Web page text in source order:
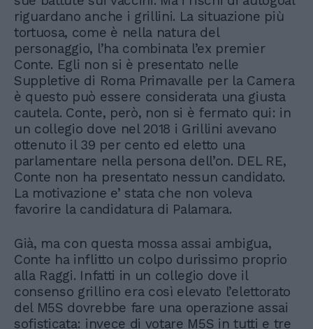
riguardano anche i grillini. La situazione più
tortuosa, come è nella natura del
personaggio, l’ha combinata l’ex premier
Conte. Egli non si è presentato nelle
Suppletive di Roma Primavalle per la Camera
è questo può essere considerata una giusta
cautela. Conte, però, non si è fermato qui: in
un collegio dove nel 2018 i Grillini avevano
ottenuto il 39 per cento ed eletto una
parlamentare nella persona dell’on. DEL RE,
Conte non ha presentato nessun candidato.
La motivazione e’ stata che non voleva
favorire la candidatura di Palamara.
Già, ma con questa mossa assai ambigua,
Conte ha inflitto un colpo durissimo proprio
alla Raggi. Infatti in un collegio dove il
consenso grillino era così elevato l’elettorato
del M5S dovrebbe fare una operazione assai
sofisticata: invece di votare M5S in tutti e tre